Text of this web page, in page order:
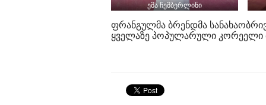
ემა ჩემბერლინი
ფრანგულმა ბრენდმა
ყველაზე პოპულარული კორეელი